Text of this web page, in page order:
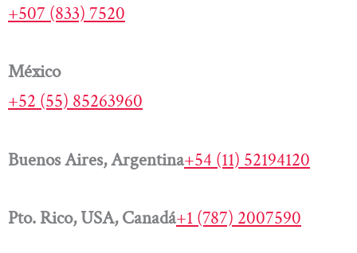
+507 (833) 7520
México
+52 (55) 85263960
Buenos Aires, Argentina+54 (11) 52194120
Pto. Rico, USA, Canadá+1 (787) 2007590